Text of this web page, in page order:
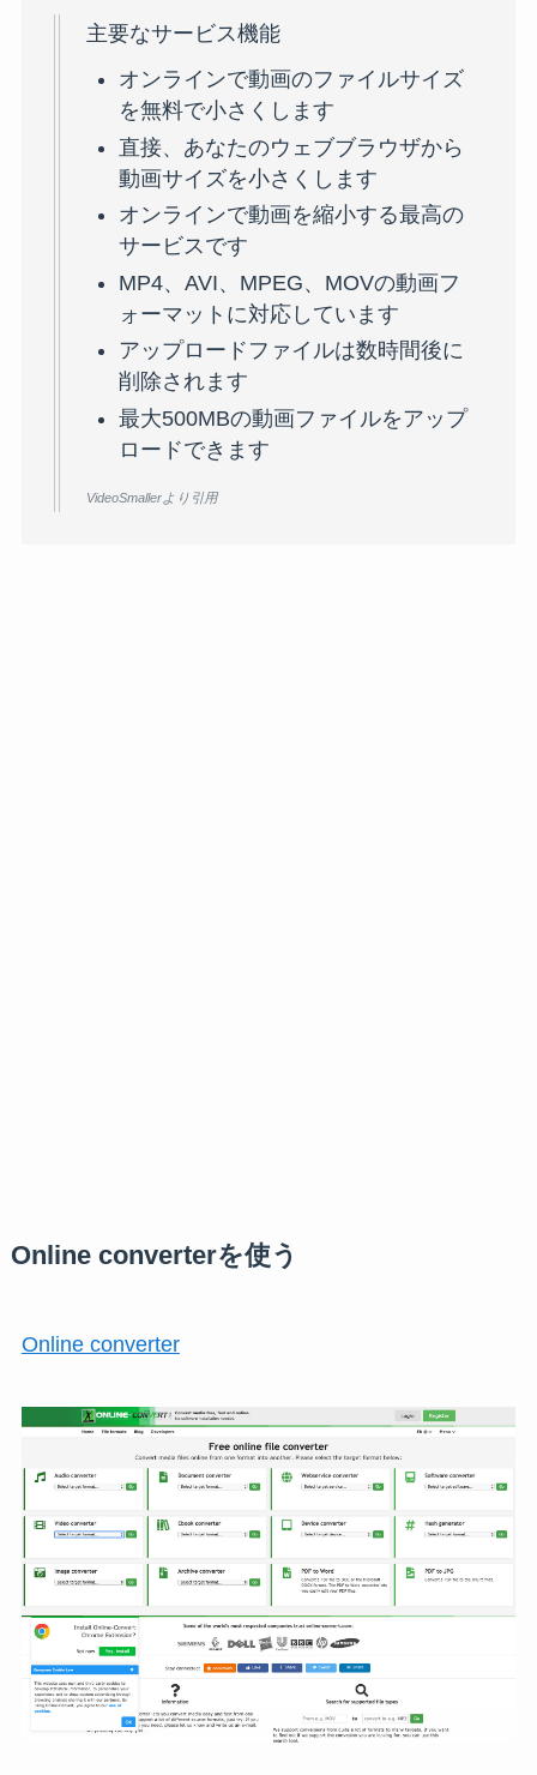
主要なサービス機能
オンラインで動画のファイルサイズ
を無料で小さくします
直接、あなたのウェブブラウザから
動画サイズを小さくします
オンラインで動画を縮小する最高の
サービスです
MP4、AVI、MPEG、MOVの動画フ
ォーマットに対応しています
アップロードファイルは数時間後に
削除されます
最大500MBの動画ファイルをアップ
ロードできます
VideoSmallerより引用
Online converterを使う
Online converter